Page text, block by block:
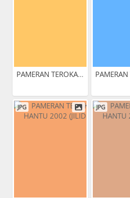
PAMERAN TEROKAI HANTU 2002...
JPG JPG